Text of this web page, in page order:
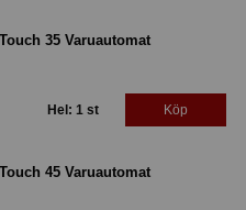
35 Varuautomat
Hel: 1 st Köp
45 Varuautomat